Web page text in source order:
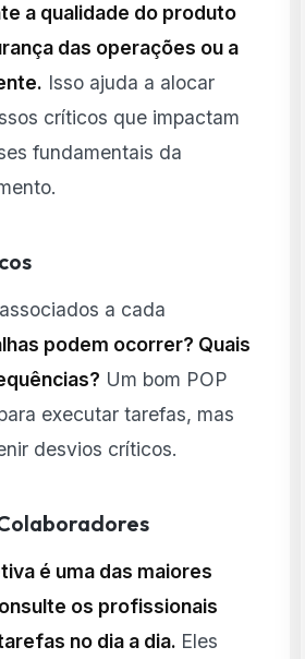
a qualidade do produto
das operações ou a
Isso ajuda a alocar
críticos que impactam
fundamentais da
a cada
podem ocorrer? Quais
Um bom POP
executar tarefas, mas
desvios críticos.
é uma das maiores
os profissionais
no dia a dia. Eles